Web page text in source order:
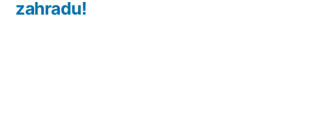
zahradu!